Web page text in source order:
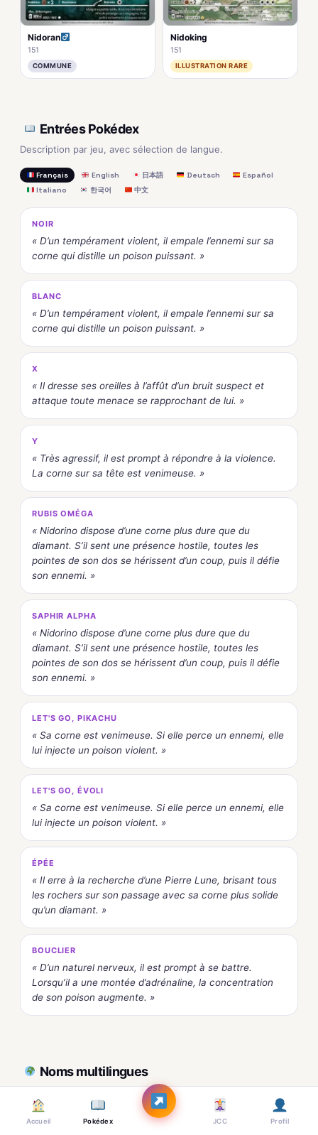
Nidoran
151
COMMUNE
Nidoking
151
ILLUSTRATION RARE
Entrées Pokédex
Description par jeu, avec sélection de langue.
Français English 日本語 Deutsch
Español
Italiano
한국어 中文
NOIR
« D’un tempérament violent, il empale l’ennemi sur sa
corne qui distille un poison puissant. »
BLANC
« D’un tempérament violent, il empale l’ennemi sur sa
corne qui distille un poison puissant. »
X
« Il dresse ses oreilles à l’affût d’un bruit suspect et
attaque toute menace se rapprochant de lui. »
Y
« Très agressif, il est prompt à répondre à la violence.
La corne sur sa tête est venimeuse. »
RUBIS OMÉGA
« Nidorino dispose d’une corne plus dure que du
diamant. S’il sent une présence hostile, toutes les
pointes de son dos se hérissent d’un coup, puis il défie
son ennemi. »
SAPHIR ALPHA
« Nidorino dispose d’une corne plus dure que du
diamant. S’il sent une présence hostile, toutes les
pointes de son dos se hérissent d’un coup, puis il défie
son ennemi. »
LET'S GO, PIKACHU
« Sa corne est venimeuse. Si elle perce un ennemi, elle
lui injecte un poison violent. »
LET'S GO, ÉVOLI
« Sa corne est venimeuse. Si elle perce un ennemi, elle
lui injecte un poison violent. »
ÉPÉE
« Il erre à la recherche d’une Pierre Lune, brisant tous
les rochers sur son passage avec sa corne plus solide
qu’un diamant. »
BOUCLIER
« D’un naturel nerveux, il est prompt à se battre.
Lorsqu’il a une montée d’adrénaline, la concentration
de son poison augmente. »
Noms multilingues
FRANÇAIS
Nidorino Nidorino
Accueil Pokédex JCC Profil